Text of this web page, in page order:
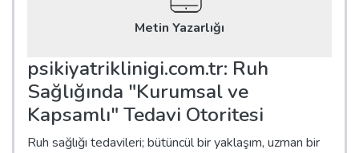
Metin Yazarlığı
psikiyatriklinigi.com.tr: Ruh
Sağlığında "Kurumsal ve
Kapsamlı" Tedavi Otoritesi
Ruh sağlığı tedavileri; bütüncül bir yaklaşım, uzman bir